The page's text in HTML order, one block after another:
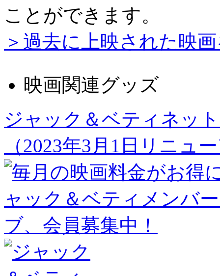
ことができます。
＞過去に上映された映
映画関連グッズ
ジャック＆ベティネッ
（2023年3月1日リニュ